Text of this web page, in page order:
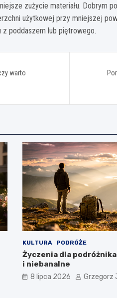
zużycie materiału. Dobrym
użytkowej przy mniejszej
poddaszem lub piętrowego.
warto
KULTURA PODRÓŻE
Życzenia dla
i niebanalne
8 lipca 2026 Grzegorz